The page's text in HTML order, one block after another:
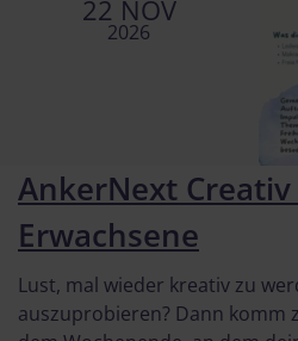
22 NOV
2026
AnkerNext
Erwachsene
Lust, mal wieder kreativ zu
auszuprobieren? Dann komm